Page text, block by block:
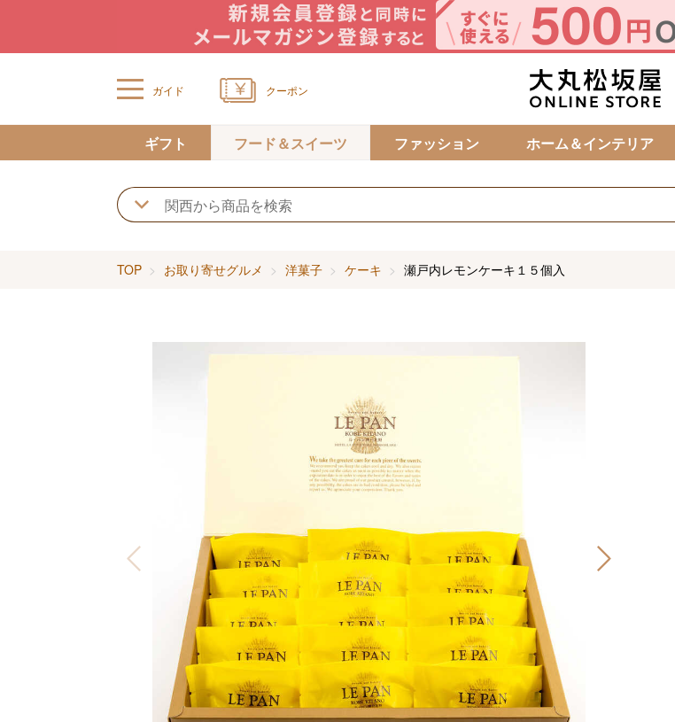
ガイド クーポン
ギフト フード＆スイーツ ファッション ホーム＆インテリア
TOP お取り寄せグルメ 洋菓子 ケーキ 瀬戸内レモンケーキ１５個入